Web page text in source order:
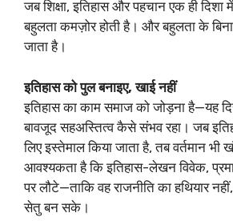
जब शिक्षा, इतिहास और पहचान एक ही
बहुलता कमज़ोर होती है। और बहुलता के
जाता है।
इतिहास को पुल बनाइए, खाई नहीं
इतिहास का काम समाज को जोड़ना है—यह
बावजूद सहअस्तित्व कैसे संभव रहा। जब
लिए इस्तेमाल किया जाता है, तब वर्तमान
आवश्यकता है कि इतिहास-लेखन विवेक,
पर लौटे—ताकि वह राजनीति का हथियार
सेतु बन सके।